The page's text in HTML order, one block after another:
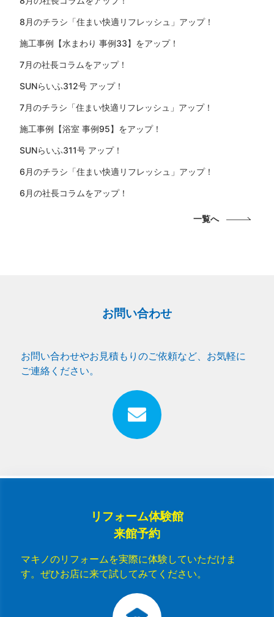
8月のチラシ「住まい快適リフレッシュ」アップ！
施工事例【水まわり 事例33】をアップ！
7月の社長コラムをアップ！
SUNらいふ312号 アップ！
7月のチラシ「住まい快適リフレッシュ」アップ！
施工事例【浴室 事例95】をアップ！
SUNらいふ311号 アップ！
6月のチラシ「住まい快適リフレッシュ」アップ！
6月の社長コラムをアップ！
一覧へ
お問い合わせ
お問い合わせやお見積もりのご依頼など、お気軽に
ご連絡ください。
リフォーム体験館
来館予約
マキノのリフォームを実際に体験していただけま
す。ぜひお店に来て試してみてください。